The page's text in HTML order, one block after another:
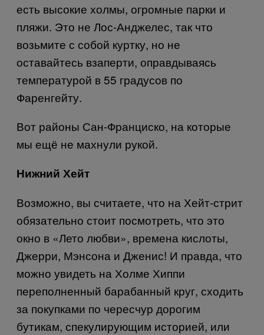
есть высокие холмы, огромные парки и
пляжи. Это не Лос-Анджелес, так что
возьмите с собой куртку, но не
оставайтесь взаперти, оправдываясь
температурой в 55 градусов по
Фаренгейту.
Вот районы Сан-Франциско, на которые
мы ещё не махнули рукой.
Нижний Хейт
Возможно, вы считаете, что на Хейт-стрит
обязательно стоит посмотреть, что это
окно в «Лето любви», времена кислоты,
Джерри, Мэнсона и Дженис! И правда, что
можно увидеть на Холме Хиппи
переполненный барабанный круг, сходить
за покупками по чересчур дорогим
бутикам, спекулирующим историей, или